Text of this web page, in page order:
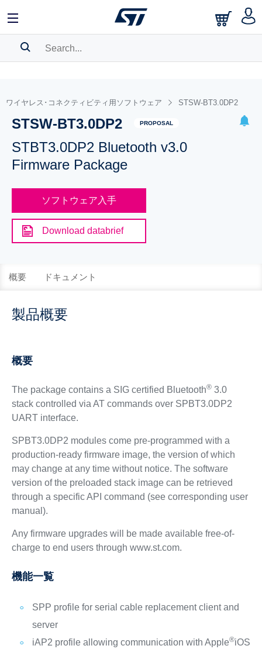
BOOKMARK
Pleaselog into show your saved searches.
ワイヤレス･コネクティビティ用ソフトウェア STSW-BT3.0DP2
STSW-BT3.0DP2 PROPOSAL
STBT3.0DP2 Bluetooth v3.0
Firmware Package
ソフトウェア入手
Download databrief
概要 ドキュメント
製品概要
概要
The package contains a SIG certified Bluetooth®3.0
stack controlled via AT commands over SPBT3.0DP2
UART interface.
SPBT3.0DP2 modules come pre-programmed with a
production-ready firmware image, the version of which
may change at any time without notice. The software
version of the preloaded stack image can be retrieved
through a specific API command (see corresponding user
manual).
Any firmware upgrades will be made available free-of-
charge to end users through www.st.com.
機能一覧
SPP profile for serial cable replacement client and
server
iAP2 profile allowing communication with Apple®iOS